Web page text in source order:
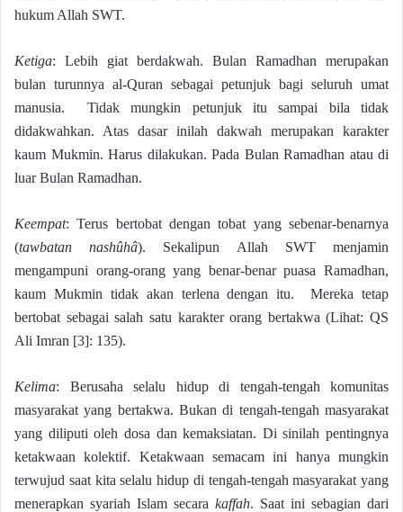
hukum Allah SWT.
Ketiga: Lebih giat berdakwah. Bulan Ramadhan merupakan
bulan turunnya al-Quran sebagai petunjuk bagi seluruh umat
manusia. Tidak mungkin petunjuk itu sampai bila tidak
didakwahkan. Atas dasar inilah dakwah merupakan karakter
kaum Mukmin. Harus dilakukan. Pada Bulan Ramadhan atau di
luar Bulan Ramadhan.
Keempat: Terus bertobat dengan tobat yang sebenar-benarnya
(tawbatan nashûhâ). Sekalipun Allah SWT menjamin
mengampuni orang-orang yang benar-benar puasa Ramadhan,
kaum Mukmin tidak akan terlena dengan itu. Mereka tetap
bertobat sebagai salah satu karakter orang bertakwa (Lihat: QS
Ali Imran [3]: 135).
Kelima: Berusaha selalu hidup di tengah-tengah komunitas
masyarakat yang bertakwa. Bukan di tengah-tengah masyarakat
yang diliputi oleh dosa dan kemaksiatan. Di sinilah pentingnya
ketakwaan kolektif. Ketakwaan semacam ini hanya mungkin
terwujud saat kita selalu hidup di tengah-tengah masyarakat yang
menerapkan syariah Islam secara kaffah. Saat ini sebagian dari